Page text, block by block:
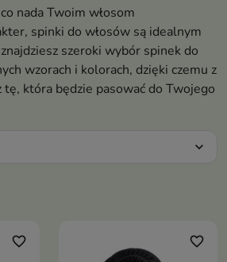
nada Twoim włosom
spinki do włosów są idealnym
szeroki wybór spinek do
wzorach i kolorach, dzięki czemu z
tę, która będzie pasować do Twojego
expand_more
favorite_border favorite_border